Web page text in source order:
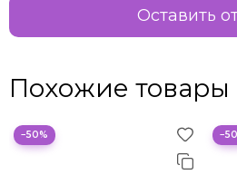
Оставить
Похожие товары
−50%